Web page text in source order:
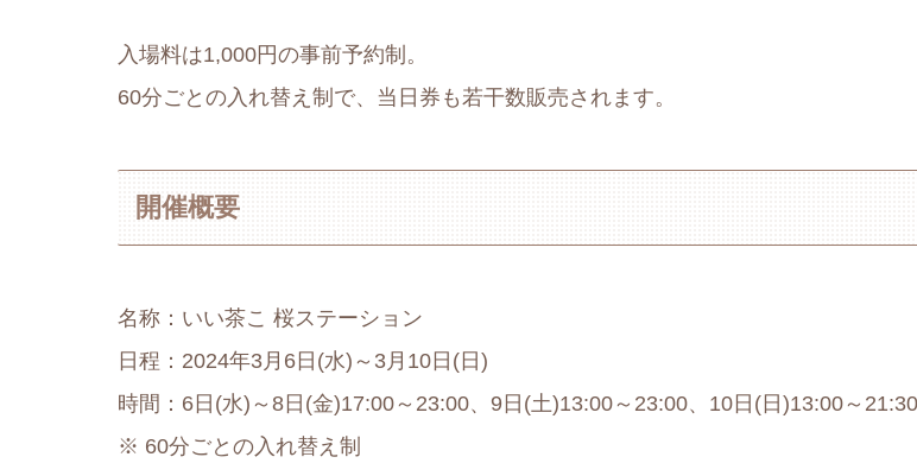
入場料は1,000円の事前予約制。
60分ごとの入れ替え制で、当日券も若干数販売されます。
開催概要
名称：いい茶こ 桜ステーション
日程：2024年3月6日(水)～3月10日(日)
時間：6日(水)～8日(金)17:00～23:00、9日(土)13:00～23:00、10日(日)13:00～21:30
※ 60分ごとの入れ替え制